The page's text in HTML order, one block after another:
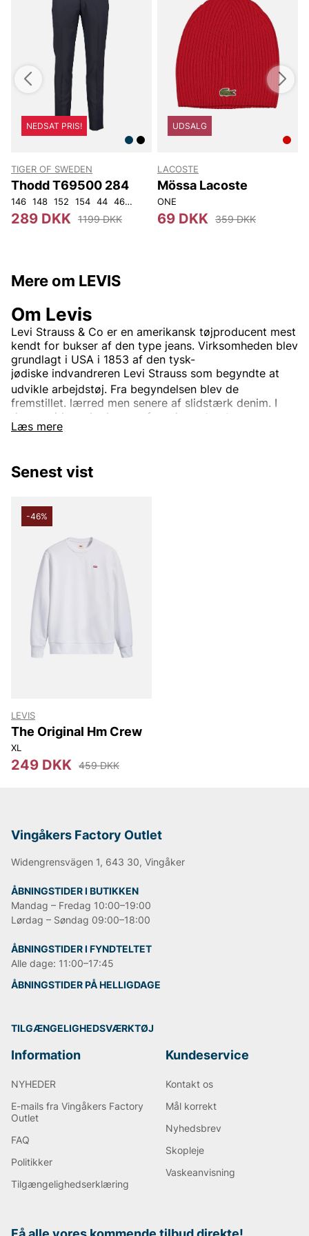
NEDSAT PRIS!
TIGER OF SWEDEN
Thodd T69500 284
146 148 152 154 44 46 48 50 52
289 DKK 1199 DKK
UDSALG
LACOSTE
Mössa Lacoste
ONE
69 DKK 359 DKK
Mere om LEVIS
Læs mere
Om Levis
Levi Strauss & Co er en amerikansk tøjproducent mest
kendt for bukser af den type jeans. Virksomheden blev
grundlagt i USA i 1853 af den tysk-
jødiske indvandreren Levi Strauss som begyndte at
udvikle arbejdstøj. Fra begyndelsen blev de
fremstillet. lærred men senere af slidstærk denim. I
dag er virksomheden en af verdens største
tøjvirksomheder.
er Levi’s Det bruges til tøj verden rundt. Oprindeligt var
Levi's kun et produktnavn på de
diverse andre beklædningsgenstande og tilbehør. Den
mest kendte jeansmodel er
klassiker verden over.
Informationen er hentet fra Wikipedia.
Andre populære mærker:
Senest vist
-46%
LEVIS
The Original Hm Crew
XL
249 DKK 459 DKK
Vingåkers Factory Outlet
Widengrensvägen 1, 643 30, Vingåker
ÅBNINGSTIDER I BUTIKKEN
Mandag – Fredag 10:00–19:00
Lørdag – Søndag 09:00–18:00
ÅBNINGSTIDER I FYNDTELTET
Alle dage: 11:00–17:45
ÅBNINGSTIDER PÅ HELLIGDAGE
TILGÆNGELIGHEDSVÆRKTØJ
Information
NYHEDER
E-mails fra Vingåkers Factory
Outlet
FAQ
Politikker
Tilgængelighedserklæring
Kundeservice
Kontakt os
Mål korrekt
Nyhedsbrev
Skopleje
Vaskeanvisning